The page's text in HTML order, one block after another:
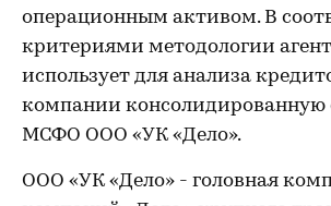
операционным активом. В
критериями методологии
использует для анализа
компании консолидированную
МСФО ООО «УК «Дело».
ООО «УК «Дело» - головная